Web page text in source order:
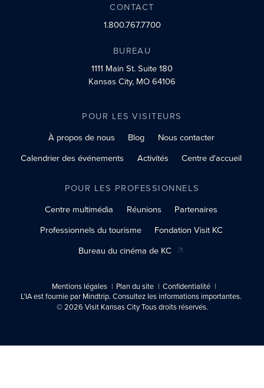
CONTACT
1.800.767.7700
BUREAU
1111 Main St.Suite 180
Kansas City, MO 64106
POUR LES VISITEURS
À propos de nous
Blog
Nous contacter
Calendrier des événements
Activités Centre d'accueil
POUR LES PROFESSIONNELS
Centre multimédia
Réunions
Partenaires
Professionnels du tourisme
Fondation Visit KC
Bureau du cinéma de KC
Mentions légales Plan du site
Confidentialité
L'IA est fournie par Mindtrip. Consultez les informations importantes.
© 2026 Visit Kansas City Tous droits réservés.